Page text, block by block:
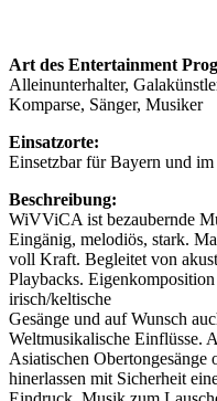
Art des Entertainment
Alleinunterhalter,
Komparse, Sänger, Musiker
Einsatzorte:
Einsetzbar für Bayern und
Beschreibung:
WiVViCA ist bezaubernde
Eingänig, melodiös, stark.
voll Kraft. Begleitet von
Playbacks.
irisch/keltische
Gesänge und auf Wunsch
Weltmusikalische Einflüsse.
Asiatischen Obertongesänge
hinerlassen mit Sicherheit